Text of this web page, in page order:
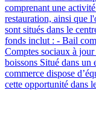
comprenant une
restauration, ainsi que
sont situés dans le
fonds inclut : - Bail
Comptes sociaux à
boissons Situé dans un
commerce dispose
cette opportunité dans